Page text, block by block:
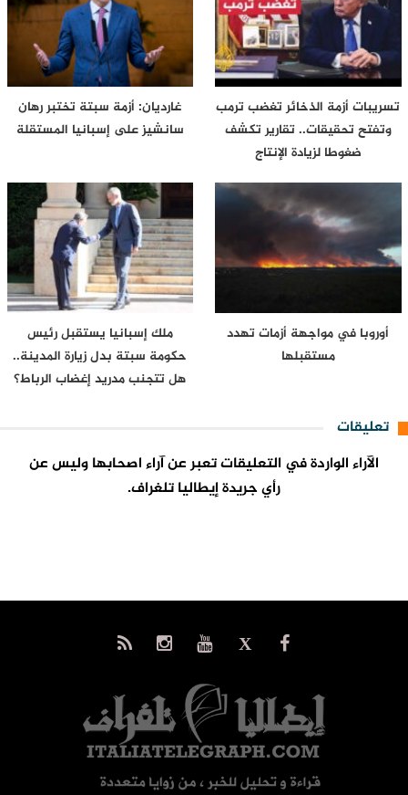
تسريبات أزمة الذخائر تغضب ترمب
وتفتح تحقيقات.. تقارير تكشف
ضغوطا لزيادة الإنتاج
غارديان: أزمة سبتة تختبر رهان
سانشيز على إسبانيا المستقلة
أوروبا في مواجهة أزمات تهدد
مستقبلها
ملك إسبانيا يستقبل رئيس
حكومة سبتة بدل زيارة المدينة..
هل تتجنب مدريد إغضاب الرباط؟
تعليقات
الآراء الواردة في التعليقات تعبر عن آراء اصحابها وليس عن
رأي جريدة إيطاليا تلغراف.